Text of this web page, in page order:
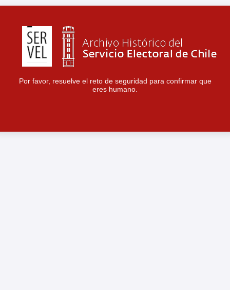
Por favor, resuelve el reto de seguridad para confirmar que
eres humano.